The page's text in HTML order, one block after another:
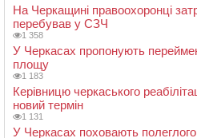
На Черкащині правоохоронці
перебував у СЗЧ
1 358
У Черкасах пропонують
площу
1 183
Керівницю черкаського
новий термін
1 131
У Черкасах поховають